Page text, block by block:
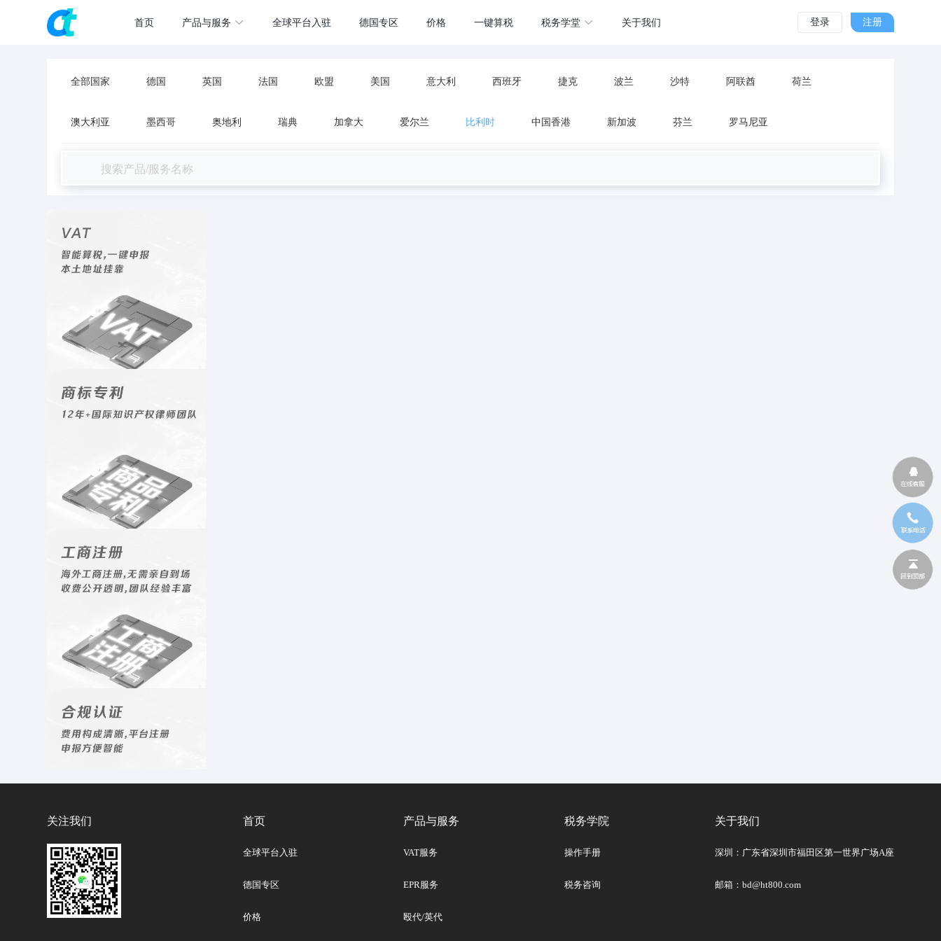
首页 产品与服务 全球平台入驻 德国专区 价格 一键算税 税务学堂 关于我们 登录 注册
全部国家 德国 英国 法国 欧盟 美国 意大利 西班牙 捷克 波兰 沙特 阿联酋 荷兰
澳大利亚 墨西哥 奥地利 瑞典 加拿大 爱尔兰 比利时 中国香港 新加波 芬兰 罗马尼亚
关注我们 首页
全球平台入驻
德国专区
价格
产品与服务
VAT服务
EPR服务
殴代/英代
税务学院
操作手册
税务咨询
关于我们
深圳：广东省深圳市福田区第一世界广场A座
邮箱：bd@ht800.com